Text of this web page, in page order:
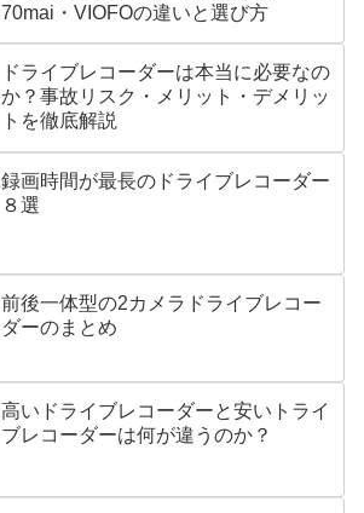
70mai・VIOFOの違いと選び方
ドライブレコーダーは本当に必要なの
か？事故リスク・メリット・デメリッ
トを徹底解説
録画時間が最長のドライブレコーダー
８選
前後一体型の2カメラドライブレコー
ダーのまとめ
高いドライブレコーダーと安いトライ
ブレコーダーは何が違うのか？